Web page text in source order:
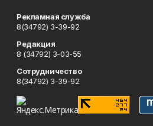
Рекламная служба
8(34792) 3-39-92
Редакция
8 (34792) 3-03-55
Сотрудничество
8(34792) 3-39-92